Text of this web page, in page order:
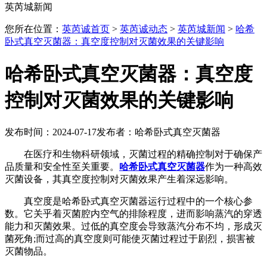
英芮城新闻
您所在位置： 英芮诚首页 > 英芮诚动态 > 英芮城新闻 > 哈希
卧式真空灭菌器：真空度控制对灭菌效果的关键影响
哈希卧式真空灭菌器：真空度
控制对灭菌效果的关键影响
发布时间：2024-07-17发布者：哈希卧式真空灭菌器
在医疗和生物科研领域，灭菌过程的精确控制对于确保产
品质量和安全性至关重要。 哈希卧式真空灭菌器作为一种高效
灭菌设备，其真空度控制对灭菌效果产生着深远影响。
真空度是哈希卧式真空灭菌器运行过程中的一个核心参
数。它关乎着灭菌腔内空气的排除程度，进而影响蒸汽的穿透
能力和灭菌效果。过低的真空度会导致蒸汽分布不均，形成灭
菌死角;而过高的真空度则可能使灭菌过程过于剧烈，损害被
灭菌物品。